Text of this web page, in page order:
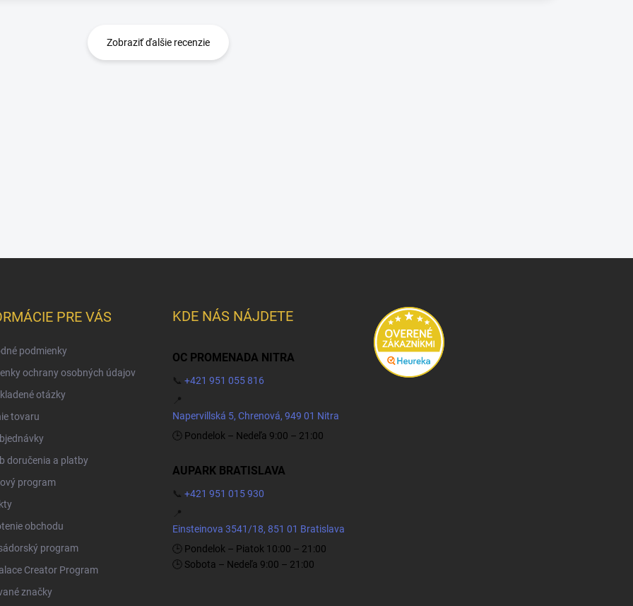
Zobraziť ďalšie recenzie
PRE VÁS
podmienky
ochrany osobných údajov
otázky
tovaru
doručenia a platby
program
obchodu
program
Creator Program
značky
KDE NÁS NÁJDETE
OC PROMENADA NITRA
📞 +421 951 055 816
📍
Napervillská 5, Chrenová, 949 01 Nitra
🕒 Pondelok – Nedeľa 9:00 – 21:00
AUPARK BRATISLAVA
📞 +421 951 015 930
📍
Einsteinova 3541/18, 851 01 Bratislava
🕒 Pondelok – Piatok 10:00 – 21:00
🕒 Sobota – Nedeľa 9:00 – 21:00